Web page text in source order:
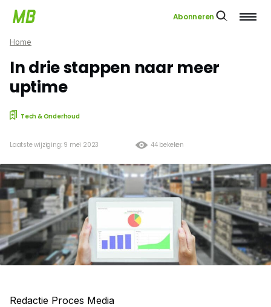
Abonneren
Home
In drie stappen naar meer
uptime
Tech & Onderhoud
44 bekeken
Laatste wijziging: 9 mei 2023
Redactie Proces Media